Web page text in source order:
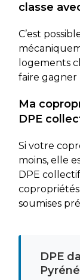
classe
C’est
logements
faire gagner
Ma
DPE
Si votre
moins, elle
DPE
soumises
DPE